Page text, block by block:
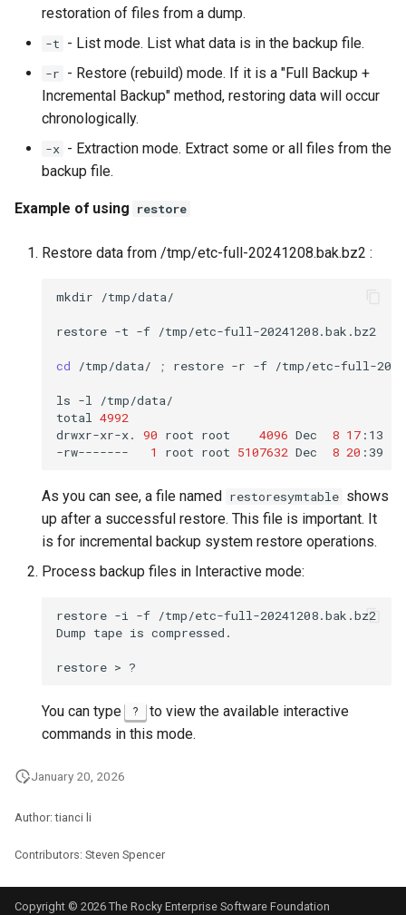
restoration of files from a dump.
-t - List mode. List what data is in the backup file.
-r - Restore (rebuild) mode. If it is a "Full Backup +
Incremental Backup" method, restoring data will occur
chronologically.
-x - Extraction mode. Extract some or all files from the
backup file.
Example of using restore
Restore data from /tmp/etc-full-20241208.bak.bz2 :
mkdir /tmp/data/
restore -t -f /tmp/etc-full-20241208.bak.bz2
cd /tmp/data/ ; restore -r -f /tmp/etc-full-
ls -l
/tmp/data/
total
4992
drwxr-xr-x.
90 root root 4096 Dec 8 17 :13
-rw-------
1 root root 5107632 Dec 8 20 :39
As you can see, a file named restoresymtable shows
up after a successful restore. This file is important. It
is for incremental backup system restore operations.
Process backup files in Interactive mode:
restore -i -f /tmp/etc-full-20241208.bak.bz2
Dump tape is compressed.
restore >
You can type ? to view the available interactive
commands in this mode.
January 20, 2026
Author: tianci li
Contributors: Steven Spencer
Copyright © 2026 The Rocky Enterprise Software Foundation